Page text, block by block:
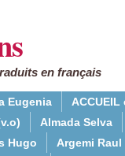
en français
Eugenia
ACCUEIL
Almada Selva
Hugo
Argemi Raul